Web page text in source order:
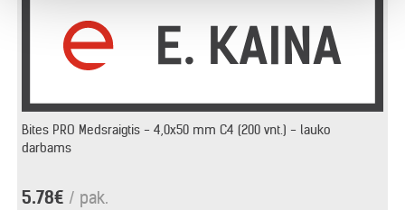
Bites PRO Medsraigtis - 4,0x50 mm C4 (200 vnt.) - lauko
darbams
5.78€ / pak.